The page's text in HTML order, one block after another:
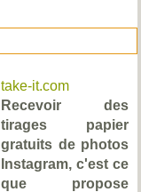
take-it.com
Recevoir des
tirages papier
gratuits de photos
Instagram, c'est ce
que propose